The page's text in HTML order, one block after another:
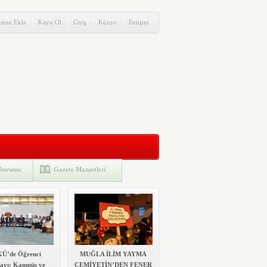
Ekle Kayıt Ol Giriş Künye İletişim
Gazete Manşetleri
Öğrenci
Kampüs ve
MUĞLA İLİM YAYMA
CEMİYETİN’DEN FENER